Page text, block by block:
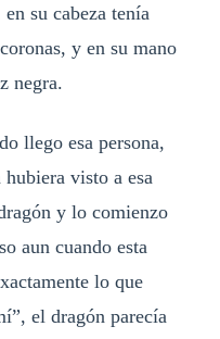
su cabeza tenía
y en su mano
negra.
llego esa persona,
visto a esa
y lo comienzo
aun cuando esta
lo que
el dragón parecía